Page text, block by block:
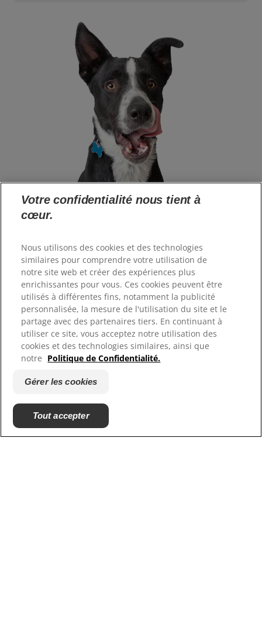
Langue
Ressources
Contactez-nous
Plan du site
Où acheter
Nos sites
Carrières
Votre confidentialité nous tient à
cœur.
Nous utilisons des cookies et des technologies
similaires pour comprendre votre utilisation de
notre site web et créer des expériences plus
enrichissantes pour vous. Ces cookies peuvent être
utilisés à différentes fins, notamment la publicité
personnalisée, la mesure de l'utilisation du site et le
partage avec des partenaires tiers. En continuant à
utiliser ce site, vous acceptez notre utilisation des
cookies et des technologies similaires, ainsi que
notre Politique de Confidentialité.
Gérer les cookies
Tout accepter